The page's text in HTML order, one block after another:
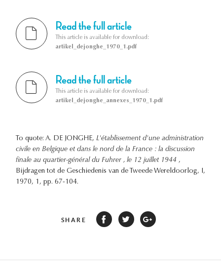
Read the full article
This article is available for download:
artikel_dejonghe_1970_1.pdf
Read the full article
This article is available for download:
artikel_dejonghe_annexes_1970_1.pdf
To quote: A. DE JONGHE, L'établissement d'une administration
civile en Belgique et dans le nord de la France : la discussion
finale au quartier-général du Fuhrer , le 12 juillet 1944 ,
Bijdragen tot de Geschiedenis van de Tweede Wereldoorlog, I,
1970, 1, pp. 67-104.
SHARE